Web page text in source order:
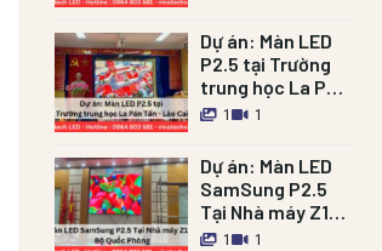
Dự án: Màn LED
P2.5 tại Trường
trung học La Pán
Tẩn – Lào Cai
1 1
Dự án: Màn LED
SamSung P2.5
Tại Nhà máy Z121
Bộ Quốc Phòng
1 1